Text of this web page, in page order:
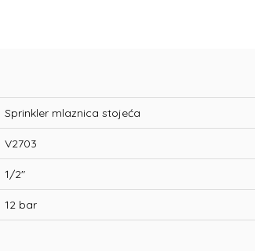
Sprinkler mlaznica stojeća
V2703
1/2"
12 bar